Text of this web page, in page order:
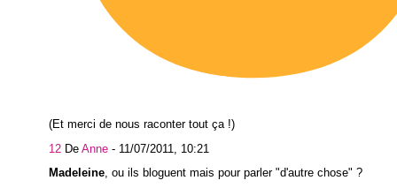
(Et merci de nous raconter tout ça !)
12 De Anne - 11/07/2011, 10:21
Madeleine, ou ils bloguent mais pour parler "d'autre chose" ?